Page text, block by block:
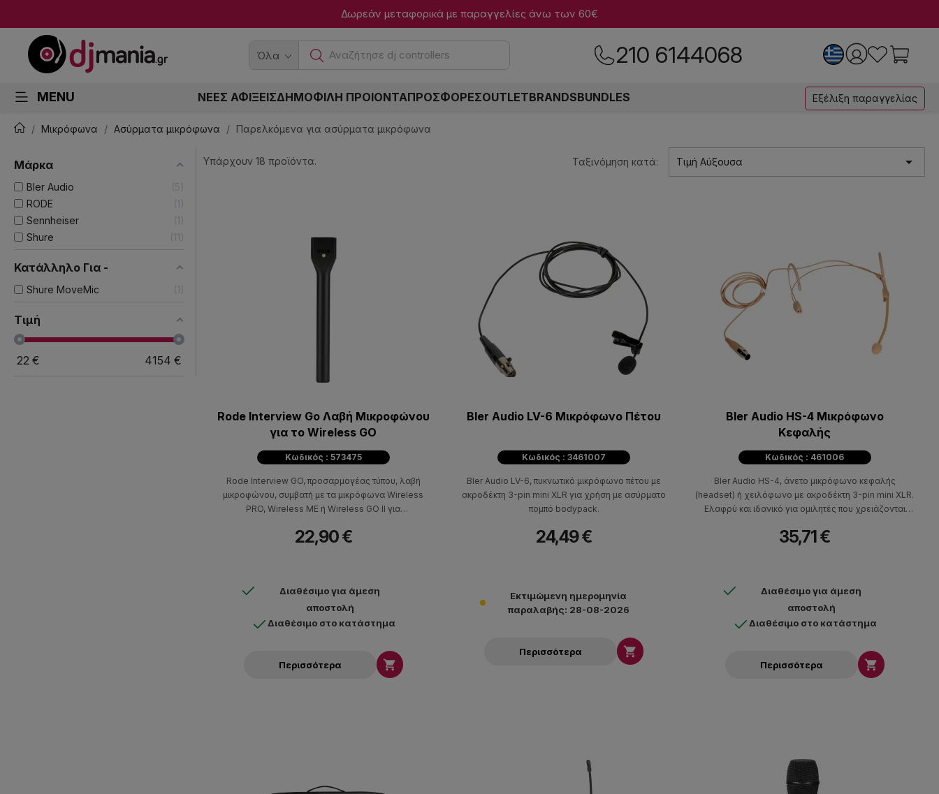
Δωρεάν μεταφορικά με παραγγελίες άνω των 60€
Όλα Αναζ 210 6144068
MENU ΝΕΕΣ ΑΦΙΞΕΙΣΔΗΜΟΦΙΛΗ ΠΡΟΙΟΝΤΑΠΡΟΣΦΟΡΕΣOUTLETBRANDSBUNDLES Εξέλιξη παραγγελίας
Μικρόφωνα Ασύρματα μικρόφωνα Παρελκόμενα για ασύρματα μικρόφωνα
Μάρκα
Bler Audio
5
RODE
1
Sennheiser
1
Shure
11
Κατάλληλο Για -
Shure MoveMic 1
Τιμή
22 € 4154 €
Υπάρχουν 18 προϊόντα. Ταξινόμηση κατά: Τιμή Αύξουσα 
Rode Interview Go Λαβή Mικροφώνου
για το Wireless GO
Κωδικός : 573475
Rode Interview GO, προσαρμογέας τύπου, λαβή
μικροφώνου, συμβατή με τα μικρόφωνα Wireless
PRO, Wireless ME ή Wireless GO II για
22,90 €
Διαθέσιμο για άμεση
αποστολή
Διαθέσιμο στο κατάστημα
Περισσότερα 
Bler Audio LV-6 Μικρόφωνο Πέτου
Κωδικός : 3461007
Bler Audio LV-6, πυκνωτικό μικρόφωνο πέτου με
ακροδέκτη 3-pin mini XLR για χρήση με ασύρματο
πομπό bodypack.
24,49 €
Εκτιμώμενη ημερομηνία
παραλαβής: 28-08-2026
Περισσότερα 
Bler Audio HS-4 Μικρόφωνο
Κεφαλής
Κωδικός : 461006
Bler Audio HS-4, άνετο μικρόφωνο κεφαλής
(headset) ή χειλόφωνο με ακροδέκτη 3-pin mini XLR.
Ελαφρύ και ιδανικό για ομιλητές που χρειάζονται
35,71 €
Διαθέσιμο για άμεση
αποστολή
Διαθέσιμο στο κατάστημα
Περισσότερα 